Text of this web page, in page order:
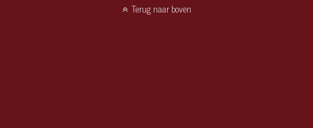
Terug naar boven